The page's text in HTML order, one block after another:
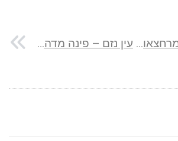
עין ג'ונס: המרחצאות החמים והנסתרים של דרום הגולן – עודכן 3/3/2026 עין נזם – פינה מדהימה בלב שדות עמק המעיינות